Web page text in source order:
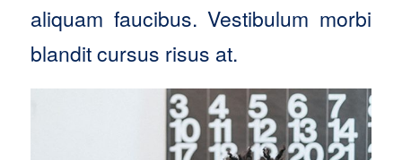
aliquam faucibus. Vestibulum morbi
blandit cursus risus at.